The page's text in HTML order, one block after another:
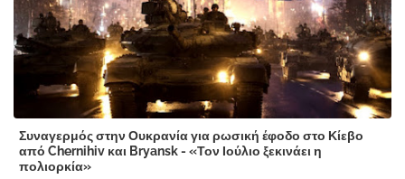
Συναγερμός στην Ουκρανία για ρωσική έφοδο στο Κίεβο
από Chernihiv και Bryansk - «Τον Ιούλιο ξεκινάει η
πολιορκία»